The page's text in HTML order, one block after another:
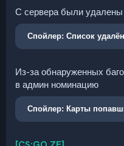
С сервера были
Спойлер: Список
Из-за обнаруженных
в админ номинацию
Спойлер: Карты